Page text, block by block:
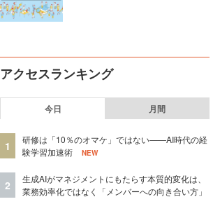
アクセスランキング
今日 月間
1
研修は「10％のオマケ」ではない——AI時代の経
験学習加速術
NEW
2
生成AIがマネジメントにもたらす本質的変化は、
業務効率化ではなく「メンバーへの向き合い方」